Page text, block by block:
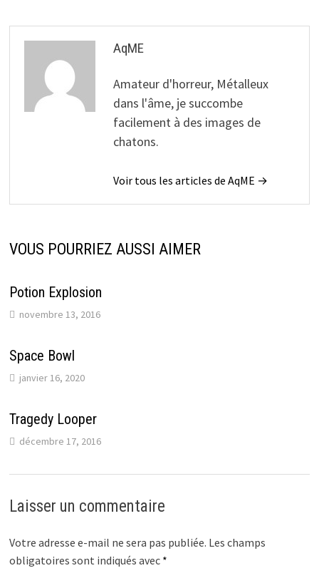
AqME
Amateur d'horreur, Métalleux
dans l'âme, je succombe
facilement à des images de
chatons.
Voir tous les articles de AqME →
VOUS POURRIEZ AUSSI AIMER
Potion Explosion
novembre 13, 2016
Space Bowl
janvier 16, 2020
Tragedy Looper
décembre 17, 2016
Laisser un commentaire
Votre adresse e-mail ne sera pas publiée. Les champs
obligatoires sont indiqués avec *